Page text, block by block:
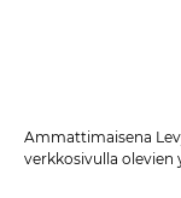
Ammattimaisena
verkkosivulla